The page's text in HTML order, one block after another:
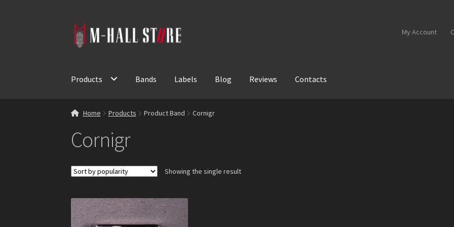
Skip
to
Skip
to
My Account
Products Bands Labels Blog Reviews Contacts
Home Products Product Band Cornigr
Cornigr
Showing the single result